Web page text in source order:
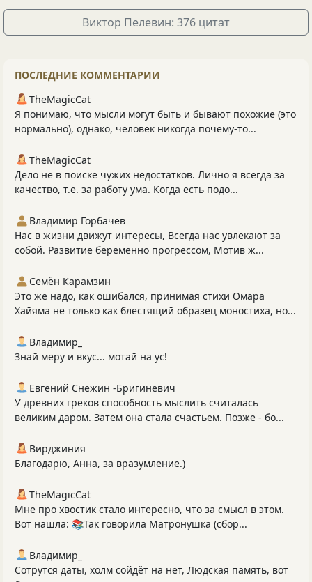
Виктор Пелевин: 376 цитат
ПОСЛЕДНИЕ КОММЕНТАРИИ
TheMagicCat
Я понимаю, что мысли могут быть и бывают похожие (это
нормально), однако, человек никогда почему-то...
TheMagicCat
Дело не в поиске чужих недостатков. Лично я всегда за
качество, т.е. за работу ума. Когда есть подо...
Владимир Горбачёв
Нас в жизни движут интересы, Всегда нас увлекают за
собой. Развитие беременно прогрессом, Мотив ж...
Семён Карамзин
Это же надо, как ошибался, принимая стихи Омара
Хайяма не только как блестящий образец моностиха, но...
Владимир_
Знай меру и вкус... мотай на ус!
Евгений Снежин -Бригиневич
У древних греков способность мыслить считалась
великим даром. Затем она стала счастьем. Позже - бо...
Вирджиния
Благодарю, Анна, за вразумление.)
TheMagicCat
Мне про хвостик стало интересно, что за смысл в этом.
Вот нашла: 📚Так говорила Матронушка (сбор...
Владимир_
Сотрутся даты, холм сойдёт на нет, Людская память, вот